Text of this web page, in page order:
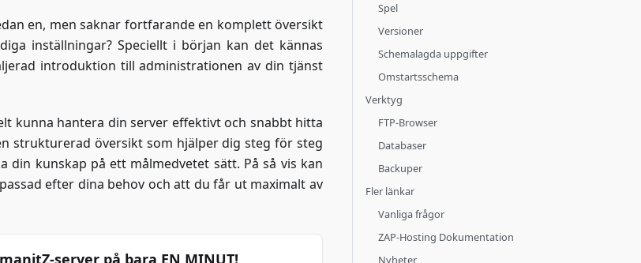
en, men saknar fortfarande en komplett översikt
inställningar? Speciellt i början kan det kännas
introduktion till administrationen av din tjänst
kunna hantera din server effektivt och snabbt hitta
strukturerad översikt som hjälper dig steg för steg
kunskap på ett målmedvetet sätt. På så vis kan
efter dina behov och att du får ut maximalt av
server på bara EN MINUT!
Spel
Versioner
Schemalagda uppgifter
Omstartsschema
Verktyg
FTP-Browser
Databaser
Backuper
Fler länkar
Vanliga frågor
ZAP-Hosting Dokumentation
Nyheter